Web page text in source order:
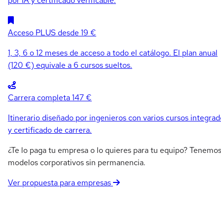
Acceso PLUS desde 19 €
1, 3, 6 o 12 meses de acceso a todo el catálogo. El plan anual
(120 €) equivale a 6 cursos sueltos.
Carrera completa147 €
Itinerario diseñado por ingenieros con varios cursos
y certificado de carrera.
¿Te lo paga tu empresa o lo quieres para tu equipo? Tenemos
modelos corporativos sin permanencia.
Ver propuesta para empresas